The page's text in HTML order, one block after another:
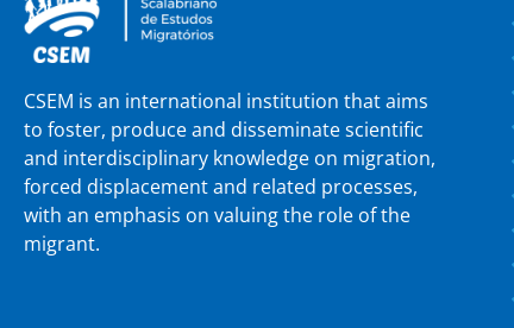
CSEM is an international institution that aims
to foster, produce and disseminate scientific
and interdisciplinary knowledge on migration,
forced displacement and related processes,
with an emphasis on valuing the role of the
migrant.